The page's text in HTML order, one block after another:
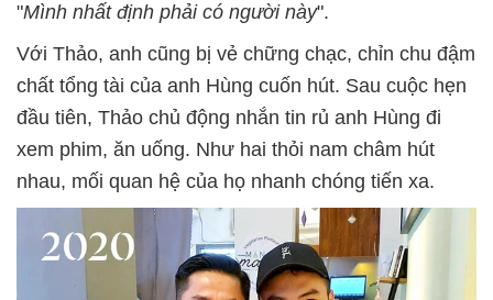
"Mình nhất định phải có người này".
Với Thảo, anh cũng bị vẻ chững chạc, chỉn chu đậm
chất tổng tài của anh Hùng cuốn hút. Sau cuộc hẹn
đầu tiên, Thảo chủ động nhắn tin rủ anh Hùng đi
xem phim, ăn uống. Như hai thỏi nam châm hút
nhau, mối quan hệ của họ nhanh chóng tiến xa.